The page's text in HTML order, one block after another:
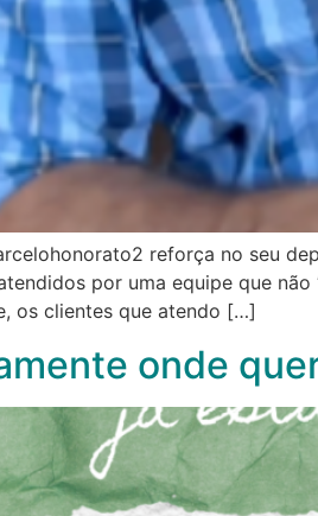
reforça no seu
por uma equipe que não
os clientes que atendo […]
onde